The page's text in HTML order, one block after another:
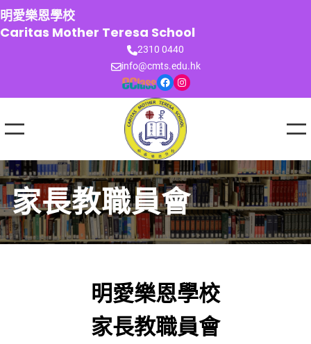
跳
至
主
明愛樂恩學校
Caritas Mother Teresa School
2310 0440
info@cmts.edu.hk
Facebook Instagram
家長教職員會
明愛樂恩學校
家長教職員會